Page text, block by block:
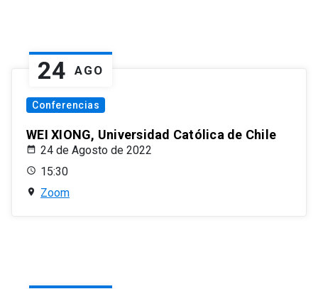
24 AGO
Conferencias
WEI XIONG, Universidad Católica de Chile
24 de Agosto de 2022
15:30
Zoom